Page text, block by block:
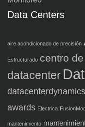
Data Centers
aire acondicionado de precisión
Estructurado centro
datacenter
datacenterdynamics
awards Electrica
mantenimiento